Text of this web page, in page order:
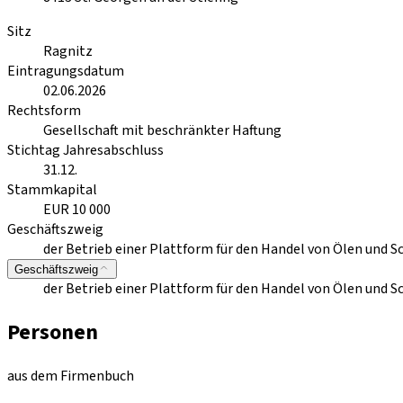
Sitz
Ragnitz
Eintragungsdatum
02.06.2026
Rechtsform
Gesellschaft mit beschränkter Haftung
Stichtag Jahresabschluss
31.12.
Stammkapital
EUR 10 000
Geschäftszweig
der Betrieb einer Plattform für den Handel von Ölen und
Geschäftszweig
der Betrieb einer Plattform für den Handel von Ölen und
Personen
aus dem Firmenbuch